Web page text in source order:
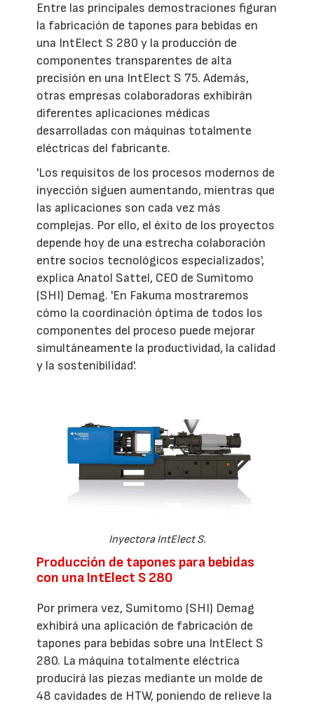
Entre las principales demostraciones figuran
la fabricación de tapones para bebidas en
una IntElect S 280 y la producción de
componentes transparentes de alta
precisión en una IntElect S 75. Además,
otras empresas colaboradoras exhibirán
diferentes aplicaciones médicas
desarrolladas con máquinas totalmente
eléctricas del fabricante.
'Los requisitos de los procesos modernos de
inyección siguen aumentando, mientras que
las aplicaciones son cada vez más
complejas. Por ello, el éxito de los proyectos
depende hoy de una estrecha colaboración
entre socios tecnológicos especializados',
explica Anatol Sattel, CEO de Sumitomo
(SHI) Demag. 'En Fakuma mostraremos
cómo la coordinación óptima de todos los
componentes del proceso puede mejorar
simultáneamente la productividad, la calidad
y la sostenibilidad'.
Inyectora IntElect S.
Producción de tapones para bebidas
con una IntElect S 280
Por primera vez, Sumitomo (SHI) Demag
exhibirá una aplicación de fabricación de
tapones para bebidas sobre una IntElect S
280. La máquina totalmente eléctrica
producirá las piezas mediante un molde de
48 cavidades de HTW, poniendo de relieve la